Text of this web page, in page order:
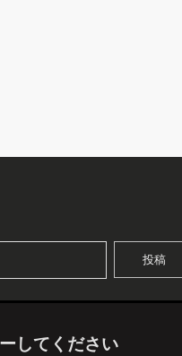
してください